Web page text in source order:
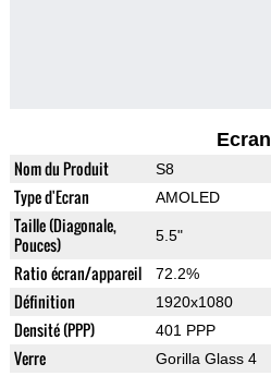
Ecran
Nom du Produit S8
Type d'Ecran AMOLED
Taille (Diagonale,
Pouces)
5.5"
Ratio écran/appareil 72.2%
Définition 1920x1080
Densité (PPP) 401 PPP
Verre Gorilla Glass 4